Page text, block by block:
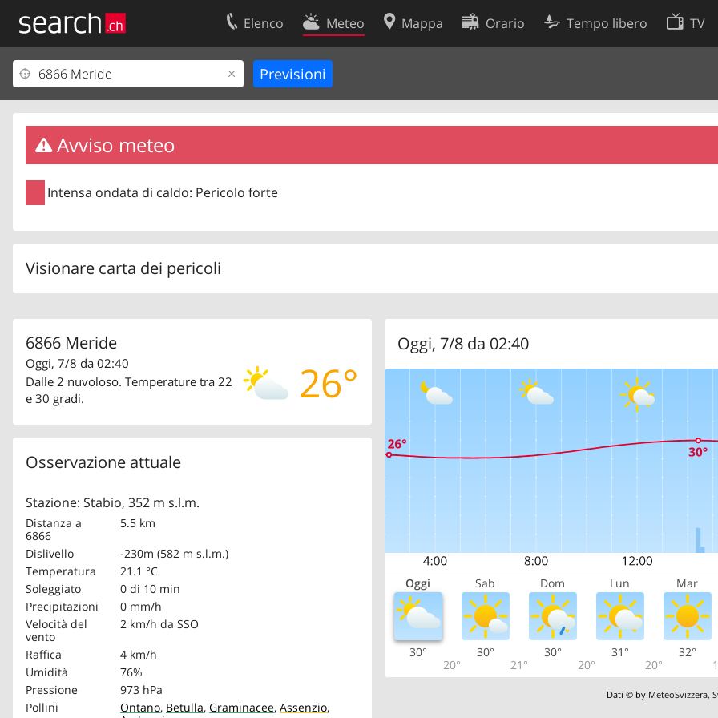
Elenco Meteo Mappa Orario Tempo libero TV
Avviso meteo
Intensa ondata di caldo: Pericolo forte
Visionare carta dei pericoli
6866 Meride
26°
Oggi, 7/8 da 02:40
Dalle 2 nuvoloso. Temperature tra 22
e 30 gradi.
Osservazione attuale
Stazione: Stabio, 352 m s.l.m.
Distanza a
6866
5.5 km
Dislivello
-230m (582 m s.l.m.)
Temperatura
21.1 °C
Soleggiato
0 di 10 min
Precipitazioni
0 mm/h
Velocità del
vento
2 km/h da SSO
Raffica
4 km/h
Umidità
76%
Pressione
973 hPa
Pollini
Ontano, Betulla, Graminacee, Assenzio,
Oggi, 7/8 da 02:40
Oggi Sab Dom Lun Mar
30°
20°
30°
21°
30°
20°
31°
20°
32°
Dati © by MeteoSvizzera,
Il vostro profolio
Area clienti
Informazioni Legali
Contatti
Condizioni d’uso
Protezione dei dati
Preferenze cookie
Sviluppatori